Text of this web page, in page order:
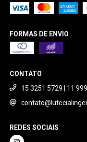
FORMAS DE ENVIO
CONTATO
15 3251 5729 | 11
REDES SOCIAIS